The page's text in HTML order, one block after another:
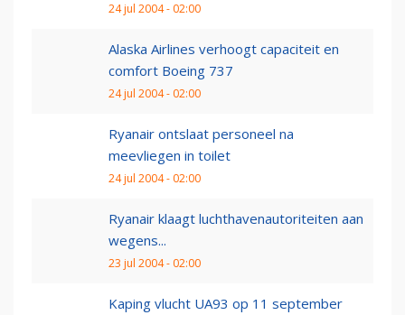
24 jul 2004 - 02:00
Alaska Airlines verhoogt capaciteit en
comfort Boeing 737
24 jul 2004 - 02:00
Ryanair ontslaat personeel na
meevliegen in toilet
24 jul 2004 - 02:00
Ryanair klaagt luchthavenautoriteiten aan
wegens...
23 jul 2004 - 02:00
Kaping vlucht UA93 op 11 september